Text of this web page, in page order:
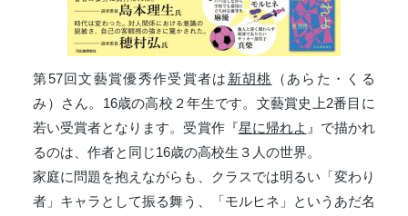
第57回文藝賞優秀作受賞者は 新胡桃 （あらた・くる
み）さん。16歳の高校２年生です。文藝賞史上2番目に
若い受賞者となります。受賞作『星に帰れよ 』で描かれ
るのは、作者と同じ16歳の高校生３人の世界。
家庭に問題を抱えながらも、クラスでは明るい「変わり
者」キャラとして振る舞う、「モルヒネ」というあだ名